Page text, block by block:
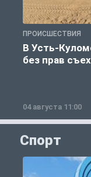
ПРОИСШЕСТВИЯ
В Усть-
без прав
04 августа 11:00
Спорт